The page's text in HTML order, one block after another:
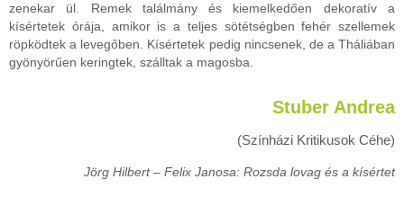
zenekar ül. Remek találmány és kiemelkedően dekoratív a
kísértetek órája, amikor is a teljes sötétségben fehér szellemek
röpködtek a levegőben. Kísértetek pedig nincsenek, de a Tháliában
gyönyörűen keringtek, szálltak a magosba.
Stuber Andrea
(Színházi Kritikusok Céhe)
Jörg Hilbert – Felix Janosa: Rozsda lovag és a kísértet